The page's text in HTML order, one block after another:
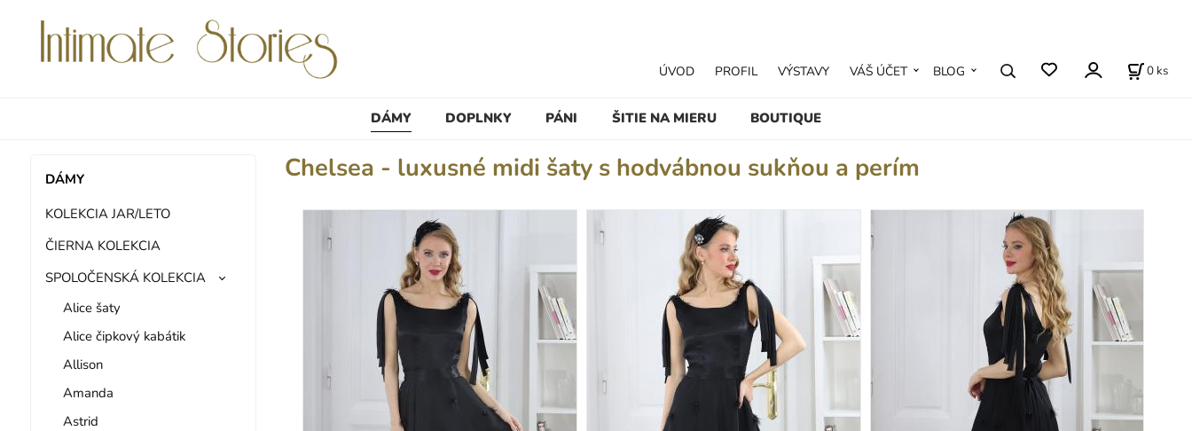
DÁMY DOPLNKY PÁNI ŠITIE NA MIERU BOUTIQUE
ÚVOD PROFIL VÝSTAVY VÁŠ ÚČET BLOG 0 ks
DÁMY
KOLEKCIA JAR/LETO
ČIERNA KOLEKCIA
SPOLOČENSKÁ KOLEKCIA
Alice šaty
Alice čipkový kabátik
Allison
Amanda
Astrid
Chelsea - luxusné midi šaty s hodvábnou sukňou a perím